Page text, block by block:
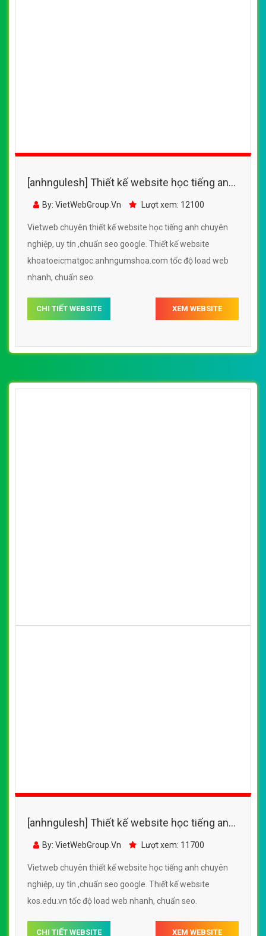
[anhngulesh] Thiết kế website học tiếng anh
- khoatoeicmatgoc.anhngumshoa.com
By: VietWebGroup.Vn Lượt xem: 12100
Vietweb chuyên thiết kế website học tiếng anh chuyên
nghiệp, uy tín ,chuẩn seo google. Thiết kế website
khoatoeicmatgoc.anhngumshoa.com tốc độ load web
nhanh, chuẩn seo.
CHI TIẾT WEBSITE XEM WEBSITE
[anhngulesh] Thiết kế website học tiếng anh
- kos.edu.vn đẹp SEO nhanh hiệu quả
By: VietWebGroup.Vn Lượt xem: 11700
Vietweb chuyên thiết kế website học tiếng anh chuyên
nghiệp, uy tín ,chuẩn seo google. Thiết kế website
kos.edu.vn tốc độ load web nhanh, chuẩn seo.
CHI TIẾT WEBSITE XEM WEBSITE